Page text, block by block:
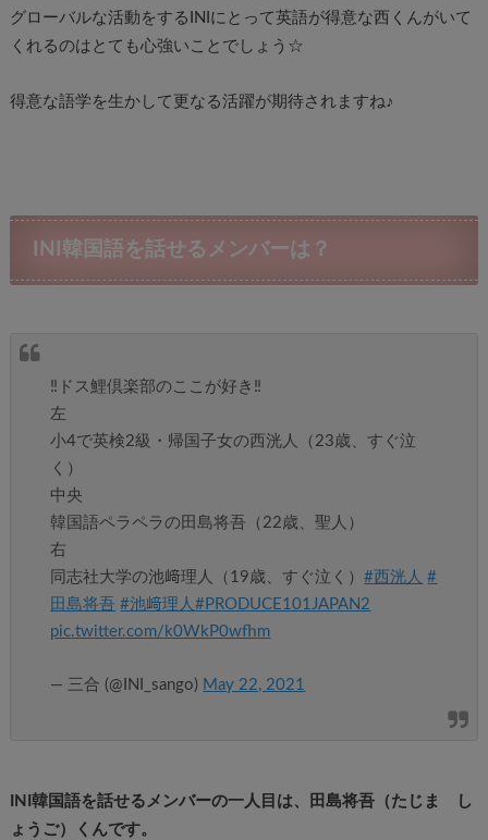
グローバルな活動をするINIにとって英語が得意な西くんがいて
くれるのはとても心強いことでしょう☆
得意な語学を生かして更なる活躍が期待されますね♪
INI韓国語を話せるメンバーは？
‼️ドス鯉倶楽部のここが好き‼️
左
小4で英検2級・帰国子女の西洸人（23歳、すぐ泣
く）
中央
韓国語ペラペラの田島将吾（22歳、聖人）
右
同志社大学の池﨑理人（19歳、すぐ泣く）#西洸人 #
田島将吾 #池﨑理人#PRODUCE101JAPAN2
pic.twitter.com/k0WkP0wfhm
— 三合 (@INI_sango) May 22, 2021
INI韓国語を話せるメンバーの一人目は、田島将吾（たじま し
ょうご）くんです。